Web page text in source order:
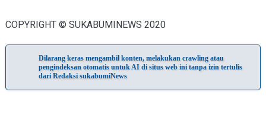
COPYRIGHT © SUKABUMINEWS 2020
Dilarang keras mengambil konten, melakukan crawling atau
pengindeksan otomatis untuk AI di situs web ini tanpa izin tertulis
dari Redaksi sukabumiNews